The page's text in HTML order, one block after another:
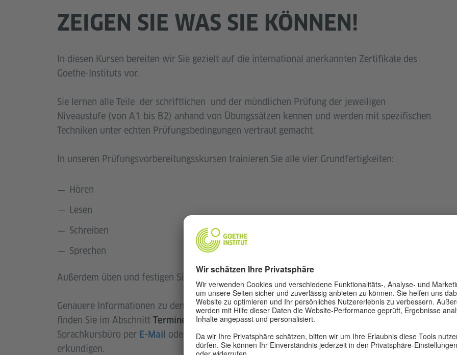
ZEIGEN SIE WAS SIE KÖNNEN!
In diesen Kursen bereiten wir Sie gezielt auf die international anerkannten Zertifikate des
Goethe-Instituts vor.
Sie lernen alle Teile der schriftlichen und der mündlichen Prüfung der jeweiligen
Niveaustufe (von A1 bis B2) anhand von Übungssätzen kennen und werden mit spezifischen
Techniken unter echten Prüfungsbedingungen vertraut gemacht.
In unseren Prüfungsvorbereitungsskursen trainieren Sie alle vier Grundfertigkeiten:
Hören
Lesen
Schreiben
Sprechen
Außerdem üben und festigen Sie Grammatik, Wortschatz und Aussprache.
Genauere Informationen zu den Prüfungsvorbereitungskursen (Dauer, Termine, Preis, usw.)
finden Sie im Abschnitt Termine und Preiseauf unserer Webseite. Sie können sich auch beim
Sprachkursbüro per E-Mail oder über unsere WhatsApp-Nummer 0412-6060378
erkundigen.